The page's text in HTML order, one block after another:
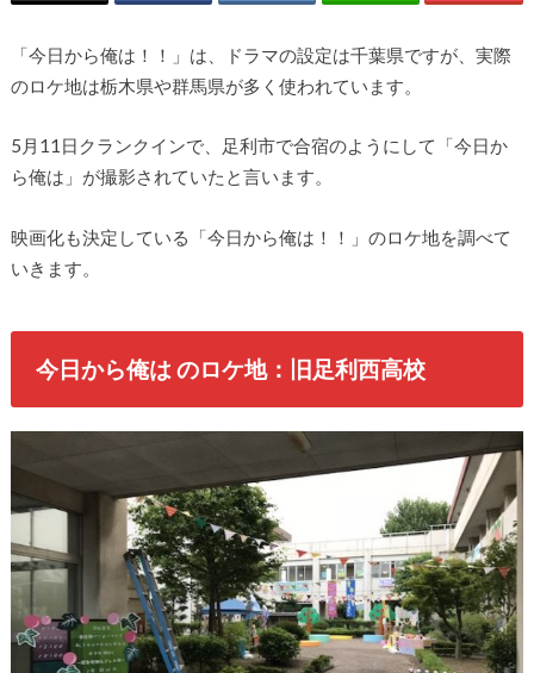
「今日から俺は！！」は、ドラマの設定は千葉県ですが、実際
のロケ地は栃木県や群馬県が多く使われています。
5月11日クランクインで、足利市で合宿のようにして「今日か
ら俺は」が撮影されていたと言います。
映画化も決定している「今日から俺は！！」のロケ地を調べて
いきます。
今日から俺は のロケ地：旧足利西高校